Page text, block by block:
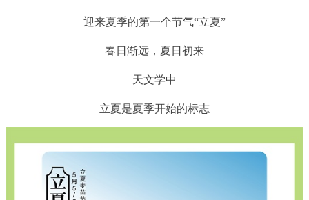
迎来夏季的第一个节气“立夏”
春日渐远，夏日初来
天文学中
立夏是夏季开始的标志